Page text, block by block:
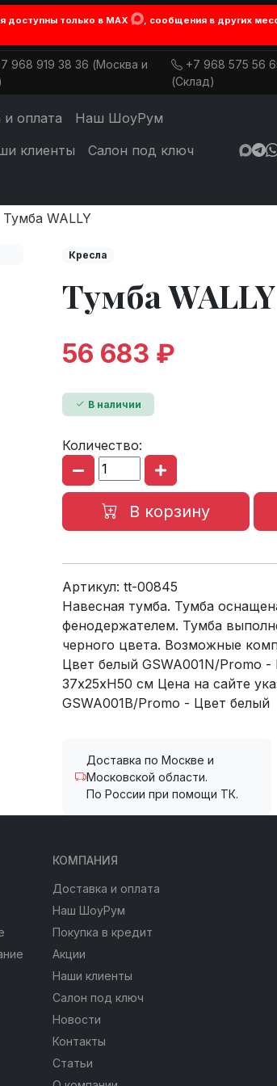
доступны только в MAX
, сообщения в других
968 919 38 36 (Москва и
+7 968 575 56
(Склад)
оплата
Наш ШоуРум
клиенты
Салон под ключ
Тумба WALLY
Кресла
Тумба WALLY
56 683 ₽
В наличии
Количество:
В корзину
Артикул: tt-00845
Навесная тумба. Тумба
фенодержателем. Тумба
черного цвета. Возможные
Цвет белый GSWA001N/Promo
37х25хH50 см Цена на сайте
GSWA001B/Promo - Цвет белый
Доставка по Москве и
Московской области.
По России при помощи ТК.
КОМПАНИЯ
Доставка и оплата
Наш ШоуРум
Покупка в кредит
Акции
Наши клиенты
Салон под ключ
Новости
Контакты
Статьи